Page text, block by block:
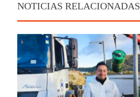
NOTICIAS RELACIONADAS